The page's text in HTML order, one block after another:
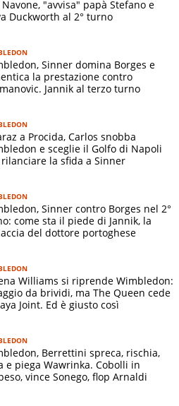
"avvisa" papà Stefano e
Duckworth al 2° turno
Sinner domina Borges e
la prestazione contro
Jannik al terzo turno
a Procida, Carlos snobba
e sceglie il Golfo di Napoli
la sfida a Sinner
Sinner contro Borges nel 2°
come sta il piede di Jannik, la
del dottore portoghese
Williams si riprende Wimbledon:
da brividi, ma The Queen cede
Joint. Ed è giusto così
Berrettini spreca, rischia,
e piega Wawrinka. Cobolli in
vince Sonego, flop Arnaldi